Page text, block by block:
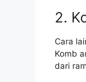
2.
Cara
Komb
dari